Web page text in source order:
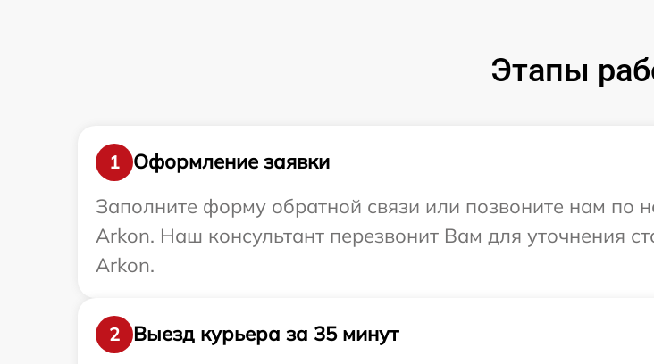
Этапы
1
Оформление заявки
Заполните форму обратной связи или позвоните нам по
Arkon. Наш консультант перезвонит Вам для уточнения
Arkon.
2
Выезд курьера за 35 минут